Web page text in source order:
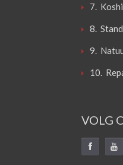
7.
8.
9.
10.
VOLG